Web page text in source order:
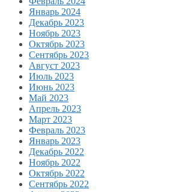
Январь 2024
Декабрь 2023
Ноябрь 2023
Октябрь 2023
Сентябрь 2023
Август 2023
Июль 2023
Июнь 2023
Май 2023
Апрель 2023
Март 2023
Февраль 2023
Январь 2023
Декабрь 2022
Ноябрь 2022
Октябрь 2022
Сентябрь 2022